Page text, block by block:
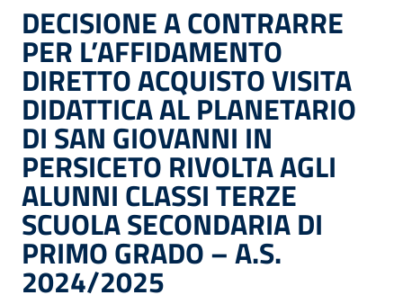
DECISIONE A CONTRARRE
PER L’AFFIDAMENTO
DIRETTO ACQUISTO VISITA
DIDATTICA AL PLANETARIO
DI SAN GIOVANNI IN
PERSICETO RIVOLTA AGLI
ALUNNI CLASSI TERZE
SCUOLA SECONDARIA DI
PRIMO GRADO – A.S.
2024/2025